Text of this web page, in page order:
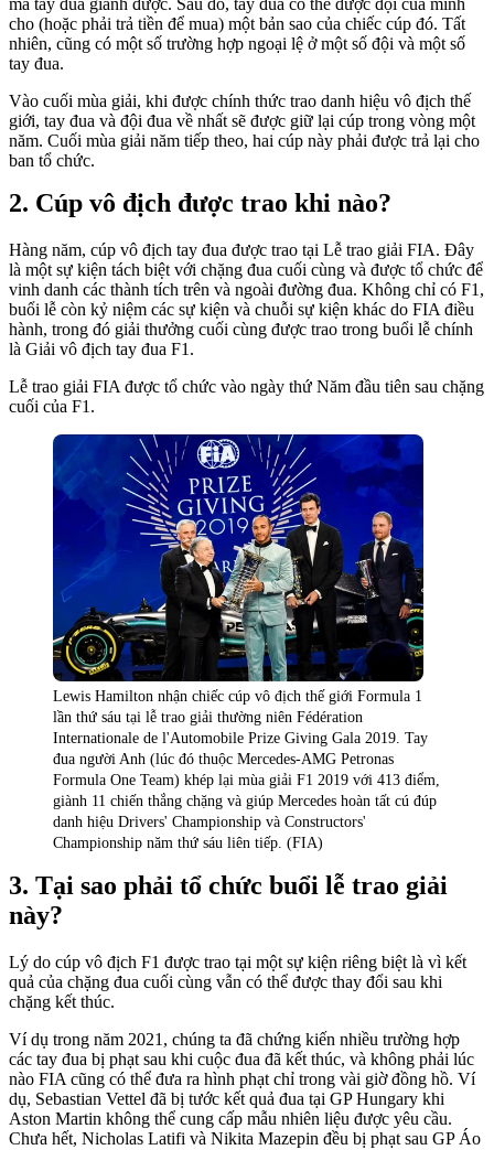
cho (hoặc phải trả tiền để mua) một bản sao của chiếc cúp đó. Tất
nhiên, cũng có một số trường hợp ngoại lệ ở một số đội và một số
tay đua.
Vào cuối mùa giải, khi được chính thức trao danh hiệu vô địch thế
giới, tay đua và đội đua về nhất sẽ được giữ lại cúp trong vòng một
năm. Cuối mùa giải năm tiếp theo, hai cúp này phải được trả lại cho
ban tổ chức.
Cúp vô địch được trao khi nào?
Hàng năm, cúp vô địch tay đua được trao tại Lễ trao giải FIA. Đây
là một sự kiện tách biệt với chặng đua cuối cùng và được tổ chức để
vinh danh các thành tích trên và ngoài đường đua. Không chỉ có F1,
buổi lễ còn kỷ niệm các sự kiện và chuỗi sự kiện khác do FIA điều
hành, trong đó giải thưởng cuối cùng được trao trong buổi lễ chính
là Giải vô địch tay đua F1.
Lễ trao giải FIA được tổ chức vào ngày thứ Năm đầu tiên sau chặng
cuối của F1.
Lewis Hamilton nhận chiếc cúp vô địch thế giới Formula 1
lần thứ sáu tại lễ trao giải thường niên Fédération
Internationale de l'Automobile Prize Giving Gala 2019. Tay
đua người Anh (lúc đó thuộc Mercedes-AMG Petronas
Formula One Team) khép lại mùa giải F1 2019 với 413 điểm,
giành 11 chiến thắng chặng và giúp Mercedes hoàn tất cú đúp
danh hiệu Drivers' Championship và Constructors'
Championship năm thứ sáu liên tiếp. (FIA)
Tại sao phải tổ chức buổi lễ trao giải
này?
Lý do cúp vô địch F1 được trao tại một sự kiện riêng biệt là vì kết
quả của chặng đua cuối cùng vẫn có thể được thay đổi sau khi
chặng kết thúc.
Ví dụ trong năm 2021, chúng ta đã chứng kiến nhiều trường hợp
các tay đua bị phạt sau khi cuộc đua đã kết thúc, và không phải lúc
nào FIA cũng có thể đưa ra hình phạt chỉ trong vài giờ đồng hồ. Ví
dụ, Sebastian Vettel đã bị tước kết quả đua tại GP Hungary khi
Aston Martin không thể cung cấp mẫu nhiên liệu được yêu cầu.
Chưa hết, Nicholas Latifi và Nikita Mazepin đều bị phạt sau GP Áo